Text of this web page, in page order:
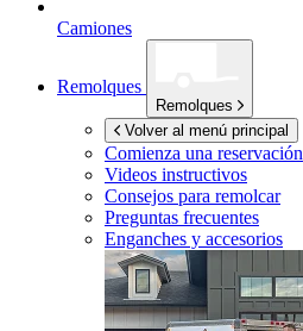
Camiones
Remolques
Remolques
Volver al menú principal
Comienza una reservación
Videos instructivos
Consejos para remolcar
Preguntas frecuentes
Enganches y accesorios